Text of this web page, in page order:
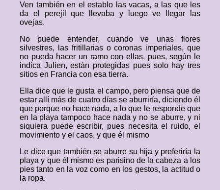
Ven también en el establo las vacas, a las que les
da el perejil que llevaba y luego ve llegar las
ovejas.
No puede entender, cuando ve unas flores
silvestres, las fritillarias o coronas imperiales, que
no pueda hacer un ramo con ellas, pues, según le
indica Julien, están protegidas pues solo hay tres
sitios en Francia con esa tierra.
Ella dice que le gusta el campo, pero piensa que de
estar allí más de cuatro días se aburriría, diciendo él
que porque no hace nada, a lo que le responde que
en la playa tampoco hace nada y no se aburre, y ni
siquiera puede escribir, pues necesita el ruido, el
movimiento y el caos, y que él mismo
Le dice que también se aburre su hija y preferiría la
playa y que él mismo es parisino de la cabeza a los
pies tanto en la voz como en los gestos, la actitud o
la ropa.